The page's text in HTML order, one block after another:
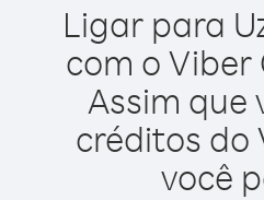
Ligar para
com o Viber
Assim que
créditos do
você